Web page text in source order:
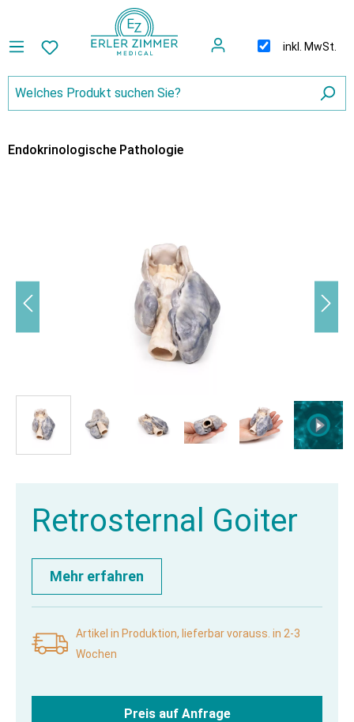
inkl. MwSt.
Endokrinologische Pathologie
Retrosternal Goiter
Mehr erfahren
Artikel in Produktion, lieferbar vorauss. in 2-3
Wochen
Preis auf Anfrage